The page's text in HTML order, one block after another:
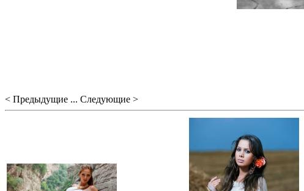
< Предыдущие ... Следующие >